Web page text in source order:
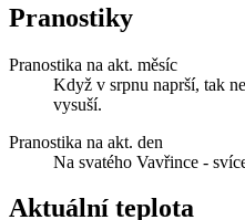
Pranostiky
Pranostika na akt. měsíc
Když v srpnu naprší, tak
vysuší.
Pranostika na akt. den
Na svatého Vavřince -
Aktuální teplota